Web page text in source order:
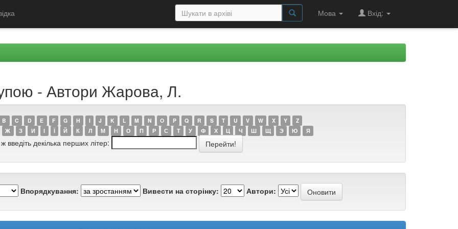
Мова Вхід:
- Автори Жарова, Л.
B C D E F G H I J K L M N O P Q R S T U V W X Y
Z
Ж З И І Ї Й К Л М Н О П Р С Т У Ф Х Ц Ч Ш Щ Э Ю Я
введіть декілька перших літер:
Впорядкування: Вивести на сторінку: Автори: